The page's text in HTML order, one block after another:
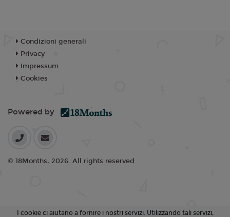
Condizioni generali
Privacy
Impressum
Cookies
Powered by
© 18Months, 2026. All rights reserved
I cookie ci aiutano a fornire i nostri servizi. Utilizzando tali servizi,